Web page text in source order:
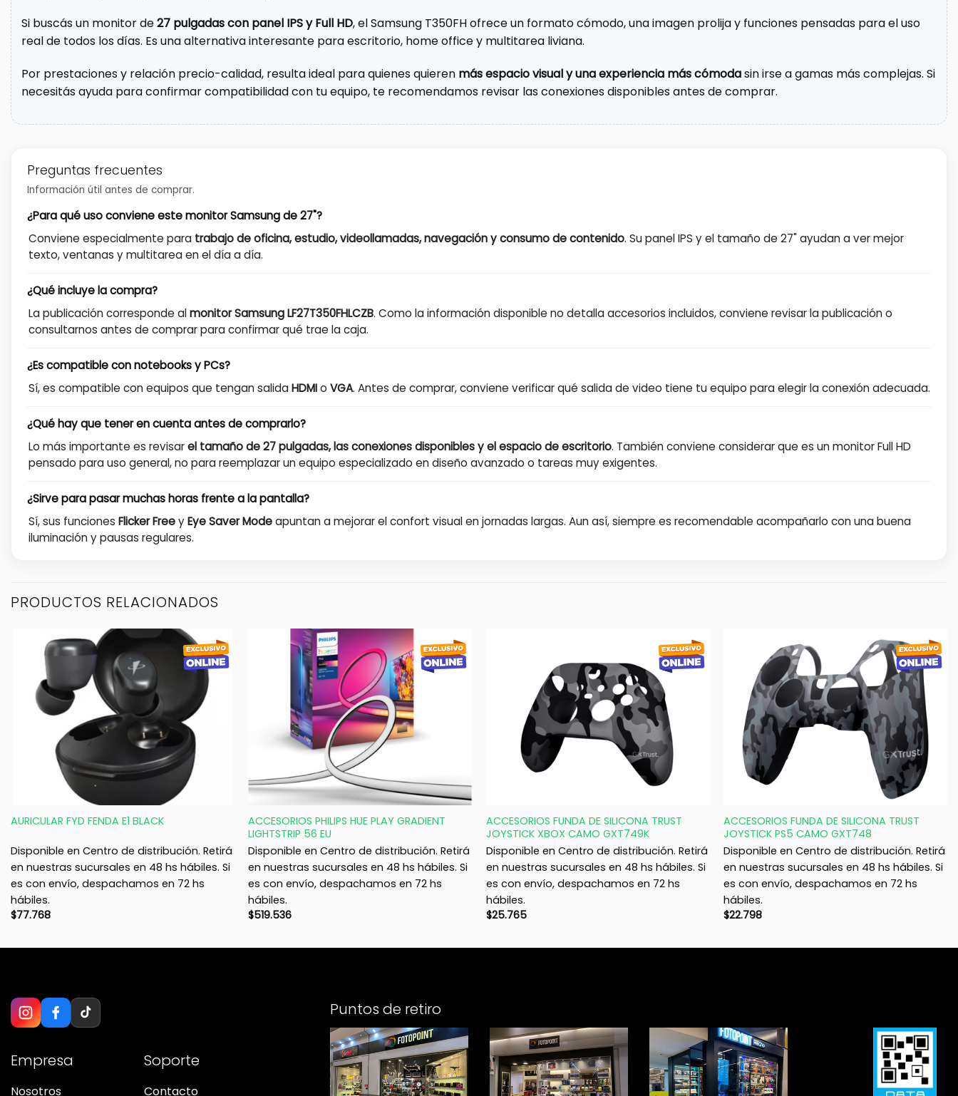
Si buscás un monitor de27 pulgadas con panel IPS y Full HD, el Samsung T350FH ofrece un formato cómodo, una imagen prolija y funciones pensadas para el uso
real de todos los días. Es una alternativa interesante para escritorio, home office y multitarea liviana.
Por prestaciones y relación precio-calidad, resulta ideal para quienes quieren más espacio visual y una experiencia más cómodasin irse a gamas más complejas. Si
necesitás ayuda para confirmar compatibilidad con tu equipo, te recomendamos revisar las conexiones disponibles antes de comprar.
Preguntas frecuentes
Información útil antes de comprar.
¿Para qué uso conviene este monitor Samsung de 27"?
Conviene especialmente para trabajo de oficina, estudio, videollamadas, navegación y consumo de contenido. Su panel IPS y el tamaño de 27" ayudan a ver mejor
texto, ventanas y multitarea en el día a día.
¿Qué incluye la compra?
La publicación corresponde almonitor Samsung LF27T350FHLCZB. Como la información disponible no detalla accesorios incluidos, conviene revisar la publicación o
consultarnos antes de comprar para confirmar qué trae la caja.
¿Es compatible con notebooks y PCs?
Sí, es compatible con equipos que tengan salidaHDMIo VGA. Antes de comprar, conviene verificar qué salida de video tiene tu equipo para elegir la conexión adecuada.
¿Qué hay que tener en cuenta antes de comprarlo?
Lo más importante es revisarel tamaño de 27 pulgadas, las conexiones disponibles y el espacio de escritorio. También conviene considerar que es un monitor Full HD
pensado para uso general, no para reemplazar un equipo especializado en diseño avanzado o tareas muy exigentes.
¿Sirve para pasar muchas horas frente a la pantalla?
Sí, sus funciones Flicker FreeyEye Saver Modeapuntan a mejorar el confort visual en jornadas largas. Aun así, siempre es recomendable acompañarlo con una buena
iluminación y pausas regulares.
PRODUCTOS RELACIONADOS
AURICULAR FYD FENDA E1 BLACK
Disponible en Centro de distribución. Retirá
en nuestras sucursales en 48 hs hábiles. Si
es con envío, despachamos en 72 hs
hábiles.
$77.768
+
ACCESORIOS PHILIPS HUE PLAY GRADIENT
LIGHTSTRIP 56 EU
Disponible en Centro de distribución. Retirá
en nuestras sucursales en 48 hs hábiles. Si
es con envío, despachamos en 72 hs
hábiles.
$519.536
ACCESORIOS FUNDA DE SILICONA TRUST
JOYSTICK XBOX CAMO GXT749K
Disponible en Centro de distribución. Retirá
en nuestras sucursales en 48 hs hábiles. Si
es con envío, despachamos en 72 hs
hábiles.
$25.765
ACCESORIOS FUNDA DE SILICONA TRUST
JOYSTICK PS5 CAMO GXT748
Disponible en Centro de distribución. Retirá
en nuestras sucursales en 48 hs hábiles. Si
es con envío, despachamos en 72 hs
hábiles.
$22.798
Empresa
Nosotros
Soporte
Contacto
Puntos de retiro